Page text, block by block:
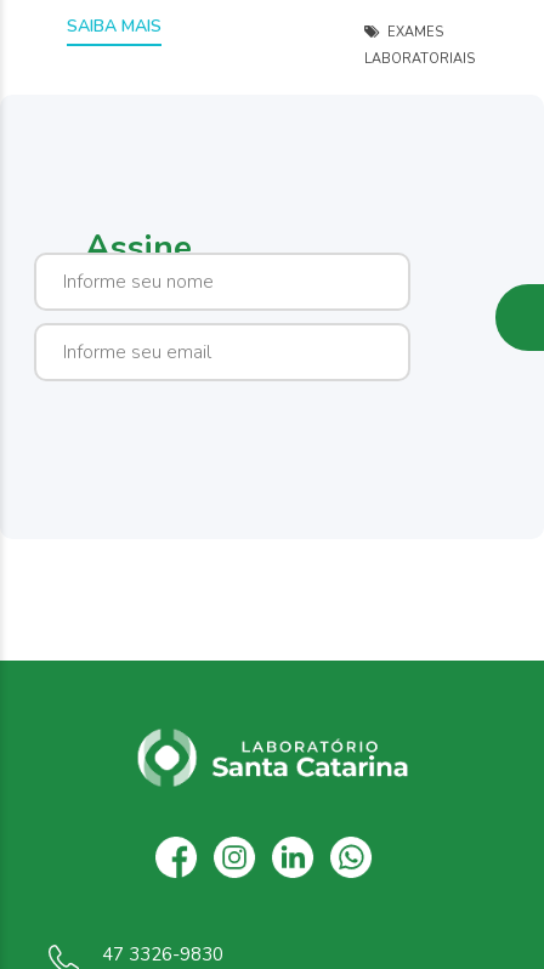
EXAMES
LABORATORIAIS
Assine
nossa
newsletter
47 3326-9830